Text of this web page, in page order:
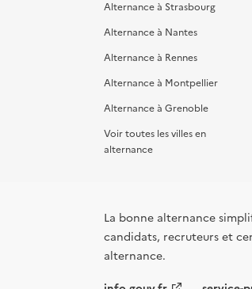
Alternance à Strasbourg
Alternance à Nantes
Alternance à Rennes
Alternance à Montpellier
Alternance à Grenoble
Voir toutes les villes en
alternance
La bonne alternance
candidats, recruteurs et
alternance.